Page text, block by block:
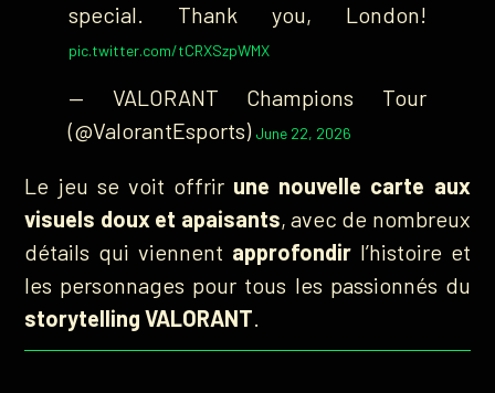
special. Thank you, London!
pic.twitter.com/tCRXSzpWMX
— VALORANT Champions Tour
(@ValorantEsports) June 22, 2026
Le jeu se voit offrir une nouvelle carte aux
visuels doux et apaisants, avec de nombreux
détails qui viennent approfondirl’histoire et
les personnages pour tous les passionnés du
storytelling VALORANT.